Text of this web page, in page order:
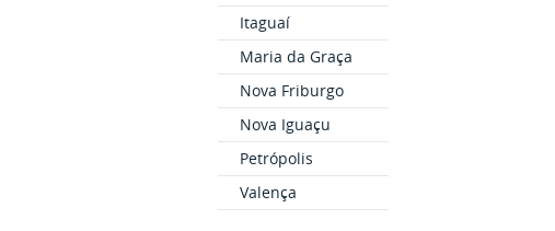
Itaguaí
Maria da Graça
Nova Friburgo
Nova Iguaçu
Petrópolis
Valença